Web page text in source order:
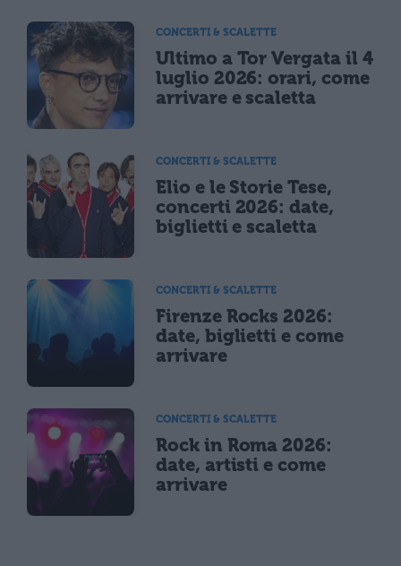
CONCERTI & SCALETTE
Ultimo a Tor Vergata il 4
luglio 2026: orari, come
arrivare e scaletta
CONCERTI & SCALETTE
Elio e le Storie Tese,
concerti 2026: date,
biglietti e scaletta
CONCERTI & SCALETTE
Firenze Rocks 2026:
date, biglietti e come
arrivare
CONCERTI & SCALETTE
Rock in Roma 2026:
date, artisti e come
arrivare